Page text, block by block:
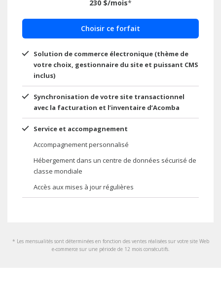
230 $/mois*
Choisir ce forfait
Solution de commerce électronique (thème de
votre choix, gestionnaire du site et puissant CMS
inclus)
Synchronisation de votre site transactionnel
avec la facturation et l’inventaire d’Acomba
Service et accompagnement
Accompagnement personnalisé
Hébergement dans un centre de données sécurisé de
classe mondiale
Accès aux mises à jour régulières
* Les mensualités sont déterminées en fonction des ventes réalisées sur votre site Web
e‑commerce sur une période de 12 mois consécutifs.